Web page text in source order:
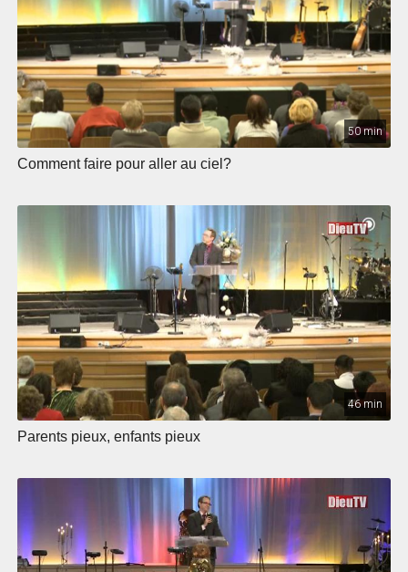
50 min
Comment faire pour aller au ciel?
46 min
Parents pieux, enfants pieux